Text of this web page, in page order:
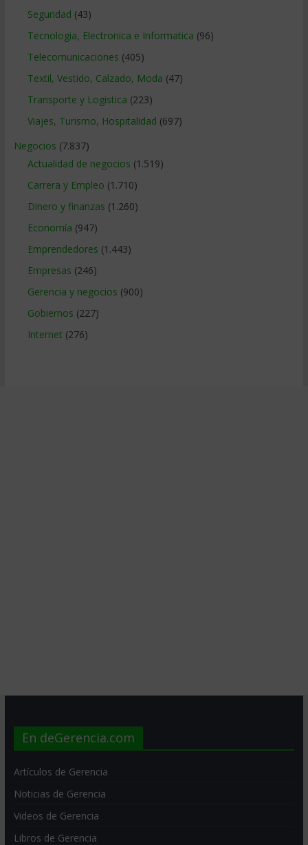
Seguridad (43)
Tecnologia, Electronica e Informatica (96)
Telecomunicaciones (405)
Textil, Vestido, Calzado, Moda (47)
Transporte y Logistica (223)
Viajes, Turismo, Hospitalidad (697)
Negocios (7.837)
Actualidad de negocios (1.519)
Carrera y Empleo (1.710)
Dinero y finanzas (1.260)
Economía (947)
Emprendedores (1.443)
Empresas (246)
Gerencia y negocios (900)
Gobiernos (227)
Internet (276)
En deGerencia.com
Artículos de Gerencia
Noticias de Gerencia
Videos de Gerencia
Libros de Gerencia